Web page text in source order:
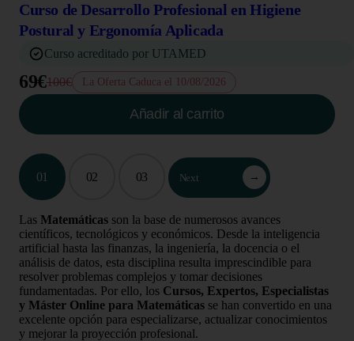
Curso de Desarrollo Profesional en Higiene
Postural y Ergonomía Aplicada
Curso acreditado por UTAMED
69€100€ La Oferta Caduca el 10/08/2026
Añadir al carrito
01 02 03 Next →
Las Matemáticas son la base de numerosos avances
científicos, tecnológicos y económicos. Desde la inteligencia
artificial hasta las finanzas, la ingeniería, la docencia o el
análisis de datos, esta disciplina resulta imprescindible para
resolver problemas complejos y tomar decisiones
fundamentadas. Por ello, los Cursos, Expertos, Especialistas
y Máster Online para Matemáticas se han convertido en una
excelente opción para especializarse, actualizar conocimientos
y mejorar la proyección profesional.